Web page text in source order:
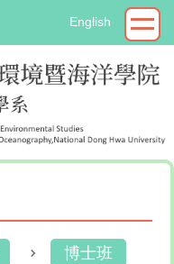
English
博士班